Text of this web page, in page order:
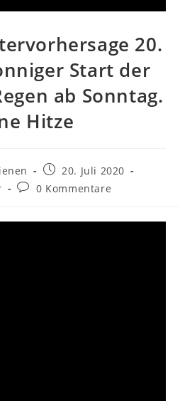
20.
Start der
ab Sonntag.
Hitze
Beitrag
veröffentlicht:
20. Juli 2020
Beitrags-
0 Kommentare